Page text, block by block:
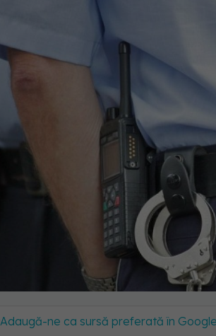
Adaugă-ne ca sursă preferată în Google